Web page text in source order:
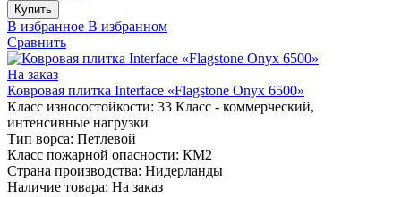
Купить
В избранное В избранном
Сравнить
На заказ
Ковровая плитка Interface «Flagstone Onyx 6500»
Класс износостойкости: 33 Класс - коммерческий,
интенсивные нагрузки
Тип ворса: Петлевой
Класс пожарной опасности: КМ2
Страна производства: Нидерланды
Наличие товара: На заказ